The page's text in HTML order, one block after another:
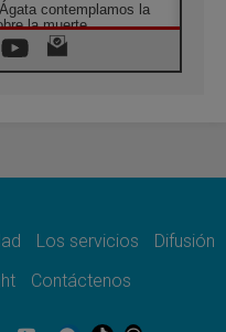
contemplamos la
la muerte
Santuario de la Madre
Los servicios
Difusión
Contáctenos